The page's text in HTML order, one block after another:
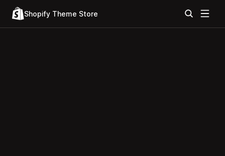
Shopify Theme Store